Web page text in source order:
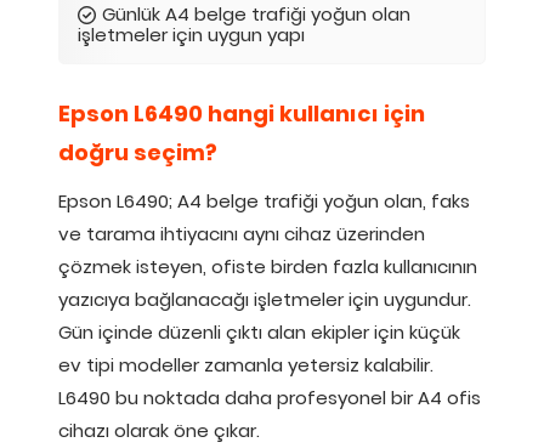
Günlük A4 belge trafiği yoğun olan
işletmeler için uygun yapı
Epson L6490 hangi kullanıcı için
doğru seçim?
Epson L6490; A4 belge trafiği yoğun olan, faks
ve tarama ihtiyacını aynı cihaz üzerinden
çözmek isteyen, ofiste birden fazla kullanıcının
yazıcıya bağlanacağı işletmeler için uygundur.
Gün içinde düzenli çıktı alan ekipler için küçük
ev tipi modeller zamanla yetersiz kalabilir.
L6490 bu noktada daha profesyonel bir A4 ofis
cihazı olarak öne çıkar.